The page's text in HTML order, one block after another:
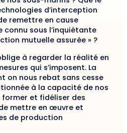
d’interception
remettre en cause
connu sous l’inquiétante
mutuelle assurée » ?
à regarder la réalité en
qui s’imposent. La
on nous rebat sans cesse
à la capacité de nos
et fidéliser des
mettre en œuvre et
de production